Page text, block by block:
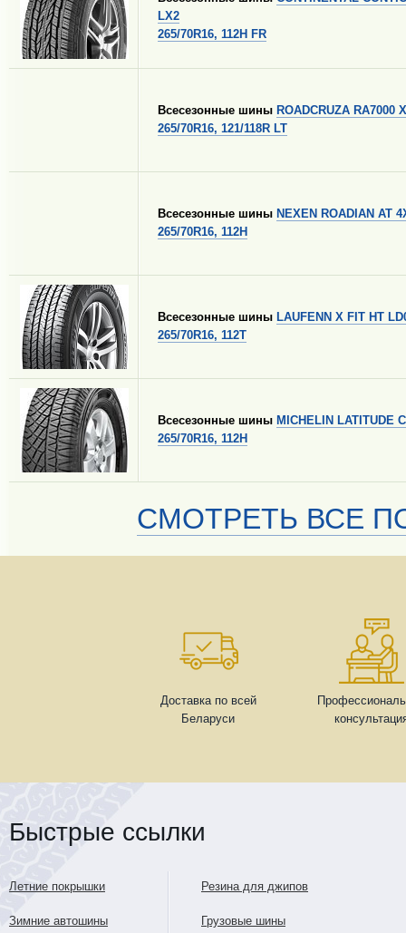
LX2
265/70R16, 112H FR
Всесезонные шины ROADCRUZA RA7000
265/70R16, 121/118R LT
Всесезонные шины NEXEN ROADIAN AT
265/70R16, 112H
Всесезонные шины LAUFENN X FIT HT
265/70R16, 112T
Всесезонные шины MICHELIN LATITUDE
265/70R16, 112H
СМОТРЕТЬ ВСЕ
Доставка по всей
Беларуси
Быстрые ссылки
Летние покрышки
Зимние автошины
Резина для джипов
Грузовые шины